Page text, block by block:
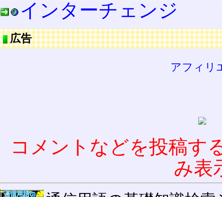
インターチェンジ
広告
アフィリ
コメントなどを投稿す
み表